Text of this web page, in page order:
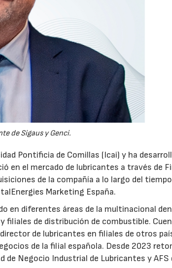
de Sigaus y Genci.
Pontificia de Comillas (Icai) y ha
en el mercado de lubricantes a través de
de la compañía a lo largo del
Marketing España.
en diferentes áreas de la multinacional
filiales de distribución de combustible.
de lubricantes en filiales de otros
de la filial española. Desde 2023
de Negocio Industrial de Lubricantes y AFS